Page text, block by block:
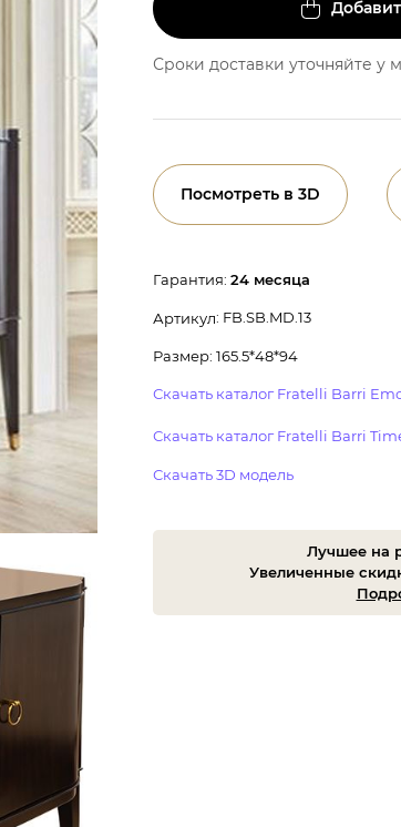
Сроки доставки уточняйте у
Посмотреть в 3D
Гарантия: 24 месяца
Артикул: FB.SB.MD.13
Размер: 165.5*48*94
Скачать каталог Fratelli Barri
Скачать каталог Fratelli Barri
Скачать 3D модель
Лучшее на
Увеличенные